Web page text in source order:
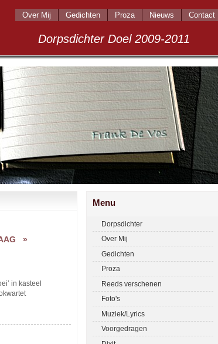
Doel 2009-2011
Over Mij Gedichten Proza Nieuws Contact
»
in kasteel
Menu
Dorpsdichter
Over Mij
Gedichten
Proza
Reeds verschenen
Foto's
Muziek/Lyrics
Voorgedragen